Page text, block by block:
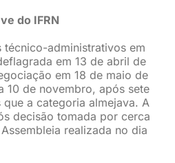
do IFRN
administrativos em
em 13 de abril de
em 18 de maio de
10 de novembro, após sete
a categoria almejava. A
decisão tomada por cerca
realizada no dia